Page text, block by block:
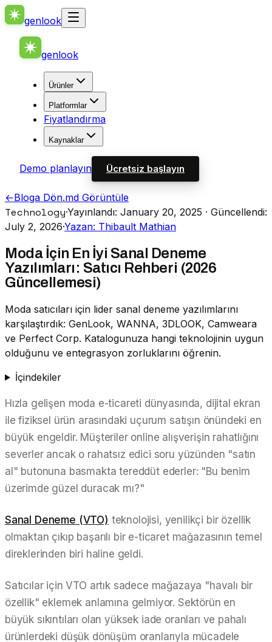
genlook
genlook
Ürünler
Platformlar
Fiyatlandırma
Kaynaklar
Demo planlayın Ücretsiz başlayın
←Bloga Dön.md Görüntüle
Technology·Yayınlandı: January 20, 2025 · Güncellendi:
July 2, 2026·Yazan: Thibault Mathian
Moda İçin En İyi Sanal Deneme
Yazılımları: Satıcı Rehberi (2026
Güncellemesi)
Moda satıcıları için lider sanal deneme yazılımlarını
karşılaştırdık: GenLook, WANNA, 3DLOOK, Camweara
ve Perfect Corp. Katalogunuza hangi teknolojinin uygun
olduğunu ve entegrasyon zorluklarını öğrenin.
İçindekiler
Hızla gelişen moda e-ticareti dünyasında, dijital ekran
ile fiziksel ürün arasındaki uçurum satışın önündeki en
büyük engeldir. Müşteriler online alışverişin rahatlığını
severler ancak o rahatsız edici soru yüzünden "satın
al" butonuna basmakta tereddüt ederler: "Bu benim
üzerimde güzel duracak mı?"
Sanal Deneme (VTO) teknolojisi, yenilikçi bir özellik
olmaktan çıkıp başarılı bir e-ticaret mağazasının temel
direklerinden biri haline geldi.
Satıcılar için VTO artık sadece mağazaya "havalı bir
özellik" eklemek anlamına gelmiyor. Sektörün en
büyük sıkıntıları olan yüksek iade oranları ve pahalı
ürünlerdeki düşük dönüşüm oranlarıyla mücadele